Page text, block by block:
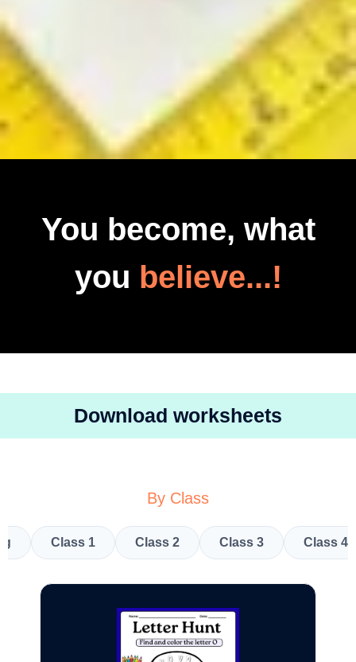
You become, what
you believe...!
Download worksheets
By Class
Class 1 Class 2 Class 3 Class 4